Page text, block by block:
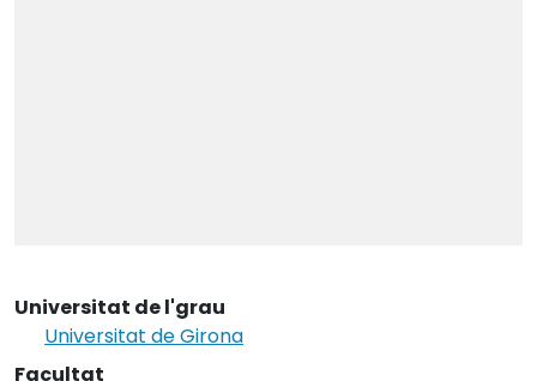
Universitat de l'grau
Universitat de Girona
Facultat